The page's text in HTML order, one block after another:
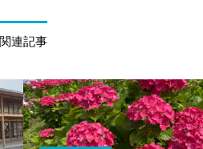
関連記事